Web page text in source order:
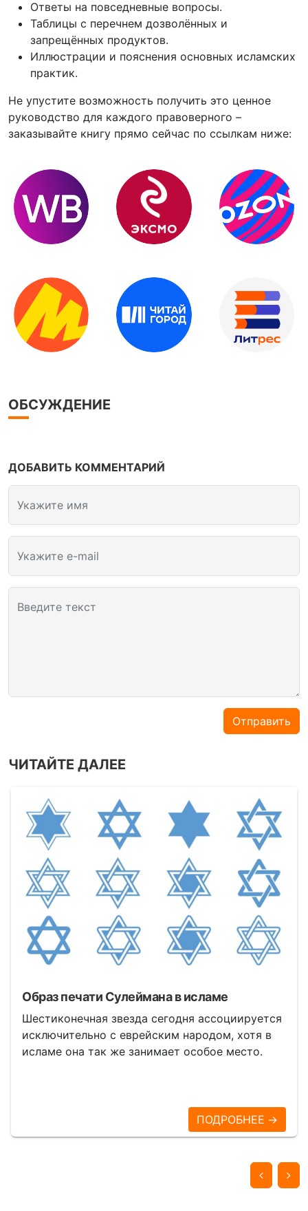
Ответы на повседневные вопросы.
Таблицы с перечнем дозволённых и
запрещённых продуктов.
Иллюстрации и пояснения основных исламских
практик.
Не упустите возможность получить это ценное
руководство для каждого правоверного –
заказывайте книгу прямо сейчас по ссылкам ниже:
ОБСУЖДЕНИЕ
ДОБАВИТЬ КОММЕНТАРИЙ
Укажите имя
Укажите e-mail
Введите текст
Отправить
ЧИТАЙТЕ ДАЛЕЕ
Образ печати Сулеймана в исламе
Шестиконечная звезда сегодня ассоциируется
исключительно с еврейским народом, хотя в
исламе она так же занимает особое место.
ПОДРОБНЕЕ →